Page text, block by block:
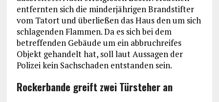
entfernten sich die minderjährigen Brandstifter
vom Tatort und überließen das Haus den um sich
schlagenden Flammen. Da es sich bei dem
betreffenden Gebäude um ein abbruchreifes
Objekt gehandelt hat, soll laut Aussagen der
Polizei kein Sachschaden entstanden sein.
Rockerbande greift zwei Türsteher an